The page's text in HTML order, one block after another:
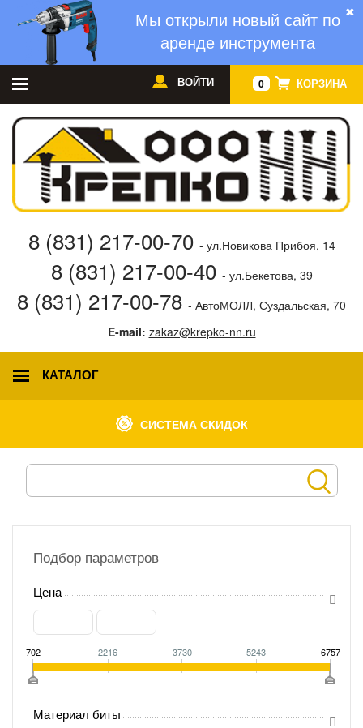
✖
Мы открыли новый сайт по
аренде инструмента
0 КОРЗИНА
ВОЙТИ
8 (831) 217-00-70 - ул.Новикова Прибоя, 14
8 (831) 217-00-40 - ул.Бекетова, 39
8 (831) 217-00-78 - АвтоМОЛЛ, Суздальская, 70
E-mail: zakaz@krepko-nn.ru
КАТАЛОГ
СИСТЕМА СКИДОК
Подбор параметров
Цена
702 2216 3730 5243 6757
Материал биты